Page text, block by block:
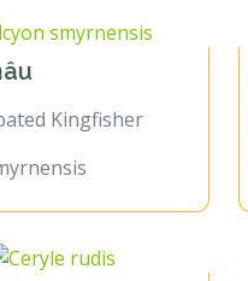
Kingfisher